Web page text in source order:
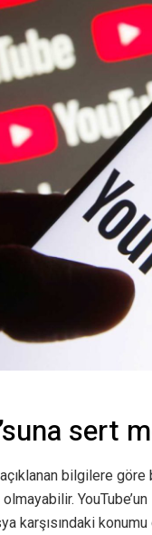
sert
bilgilere
karşısındaki